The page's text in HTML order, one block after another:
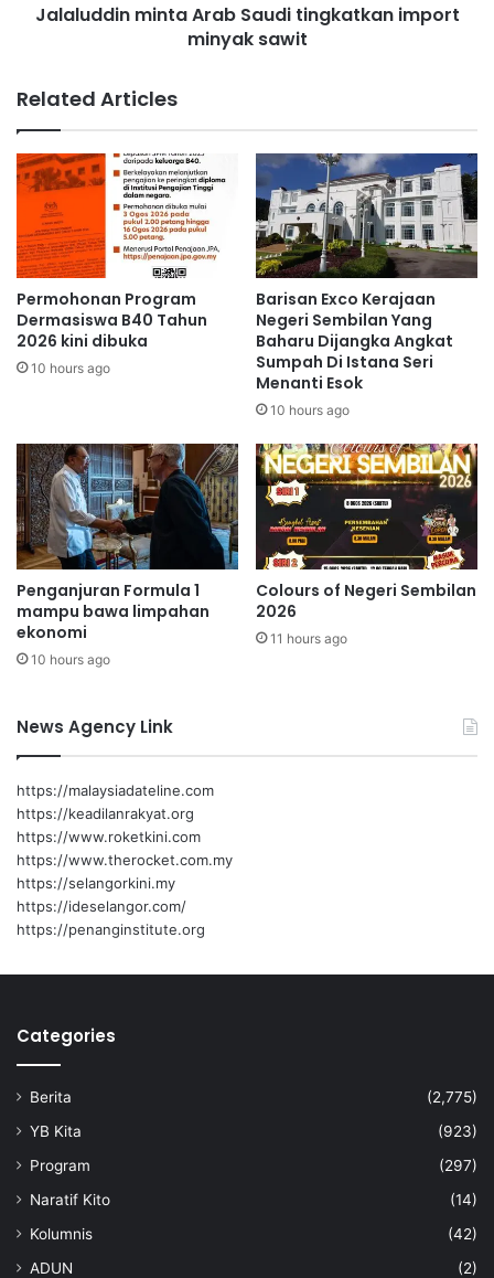
p
e
l
a
b
h
a
k
o
n
n
e
r
p
e
r
t
a
m
a
t
a
A
r
a
S
a
u
d
i
t
a
t
k
a
n
i
m
p
o
m
i
y
a
k
s
a
w
i
Jalaluddin minta Arab Saudi tingkatkan import
minyak sawit
Related Articles
Permohonan Program
Dermasiswa B40 Tahun
2026 kini dibuka
10 hours ago
Barisan Exco Kerajaan
Negeri Sembilan Yang
Baharu Dijangka Angkat
Sumpah Di Istana Seri
Menanti Esok
10 hours ago
Penganjuran Formula 1
mampu bawa limpahan
ekonomi
10 hours ago
Colours of Negeri Sembilan
2026
11 hours ago
News Agency Link
https://malaysiadateline.com
https://keadilanrakyat.org
https://www.roketkini.com
https://www.therocket.com.my
https://selangorkini.my
https://ideselangor.com/
https://penanginstitute.org
Categories
Berita
(2,775)
YB Kita
(923)
Program
(297)
Naratif Kito
(14)
Kolumnis
(42)
ADUN
(2)